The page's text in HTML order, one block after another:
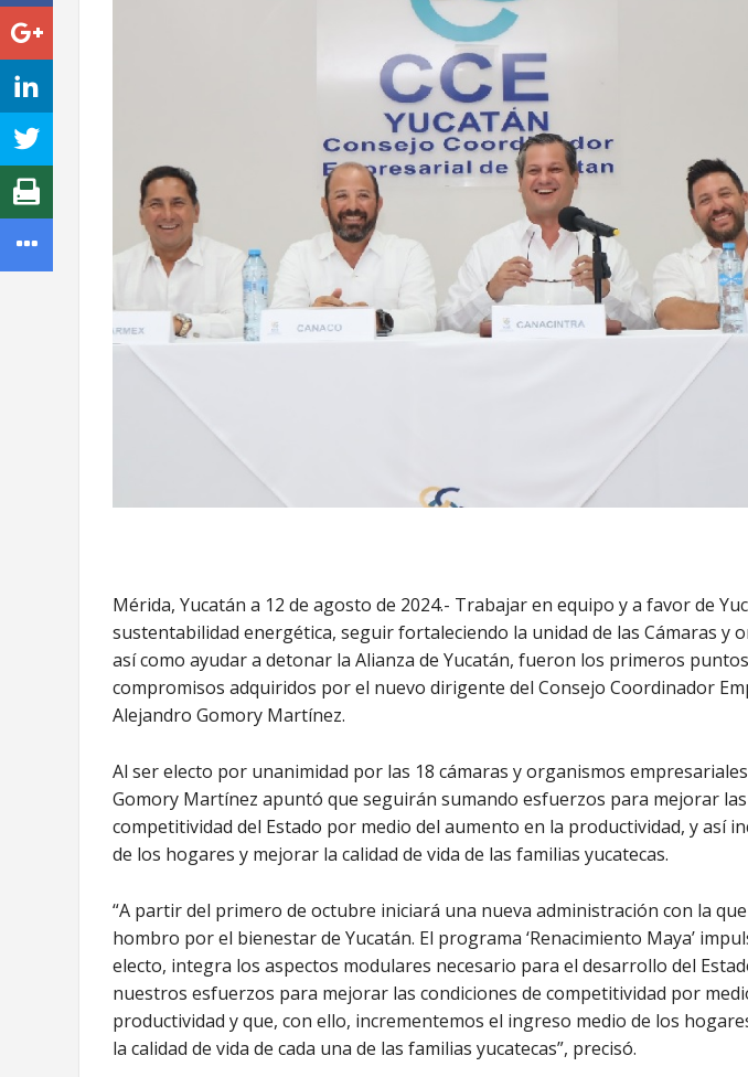
Mérida, Yucatán a 12 de agosto de 2024.- Trabajar en equipo y a favor de
sustentabilidad energética, seguir fortaleciendo la unidad de las Cámaras y
así como ayudar a detonar la Alianza de Yucatán, fueron los primeros
compromisos adquiridos por el nuevo dirigente del Consejo Coordinador
Alejandro Gomory Martínez.
Al ser electo por unanimidad por las 18 cámaras y organismos
Gomory Martínez apuntó que seguirán sumando esfuerzos para mejorar
competitividad del Estado por medio del aumento en la productividad, y así
de los hogares y mejorar la calidad de vida de las familias yucatecas.
“A partir del primero de octubre iniciará una nueva administración con la
hombro por el bienestar de Yucatán. El programa ‘Renacimiento Maya’
electo, integra los aspectos modulares necesario para el desarrollo del
nuestros esfuerzos para mejorar las condiciones de competitividad por
productividad y que, con ello, incrementemos el ingreso medio de los
la calidad de vida de cada una de las familias yucatecas”, precisó.